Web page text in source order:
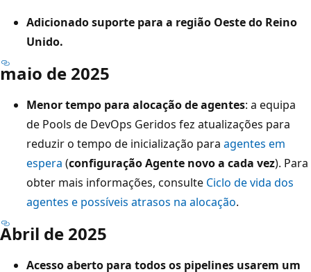
Adicionado suporte para a região Oeste do Reino
Unido.
maio de 2025
Menor tempo para alocação de agentes: a equipa
de Pools de DevOps Geridos fez atualizações para
reduzir o tempo de inicialização para agentes em
espera (configuração Agente novo a cada vez). Para
obter mais informações, consulte Ciclo de vida dos
agentes e possíveis atrasos na alocação.
Abril de 2025
Acesso aberto para todos os pipelines usarem um